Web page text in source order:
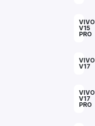
VIVO
V15
PRO
VIVO
V17
VIVO
V17
PRO